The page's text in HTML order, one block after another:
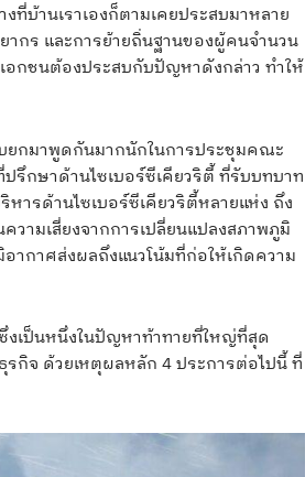
บ้านเราเองก็ตามเคยประสบมาหลาย
กร และการย้ายถิ่นฐานของผู้คนจำนวน
อกชนต้องประสบกับปัญหาดังกล่าว ทำให้
ยกมาพูดกันมากนักในการประชุมคณะ
ปรึกษาด้านไซเบอร์ซีเคียวริตี้ ที่รับบทบาท
ารด้านไซเบอร์ซีเคียวริตี้หลายแห่ง ถึง
ามเสี่ยงจากการเปลี่ยนแปลงสภาพภูมิ
ากาศส่งผลถึงแนวโน้มที่ก่อให้เกิดความ
งเป็นหนึ่งในปัญหาท้าทายที่ใหญ่ที่สุด
กิจ ด้วยเหตุผลหลัก 4 ประการต่อไปนี้ ที่